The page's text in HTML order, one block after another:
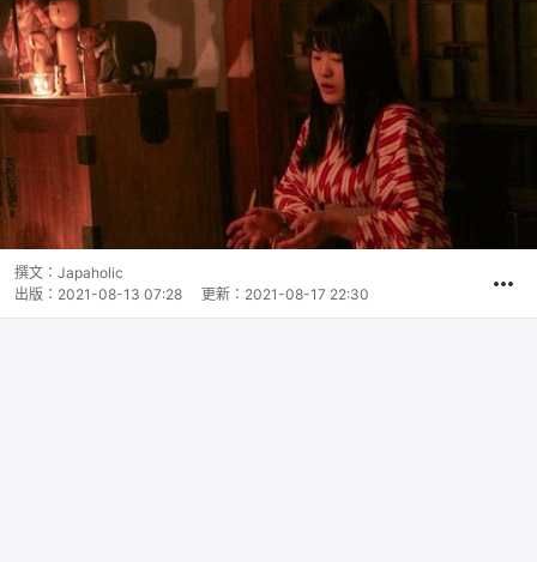
撰文： Japaholic
出版： 2021-08-13 07:28 更新： 2021-08-17 22:30